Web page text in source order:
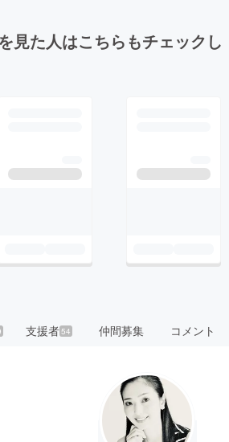
見た人はこちらもチェックし
支援者54 仲間募集 コメント